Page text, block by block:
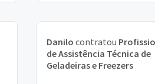
Danilo contratou
de Assistência Técnica de
Geladeiras e Freezers